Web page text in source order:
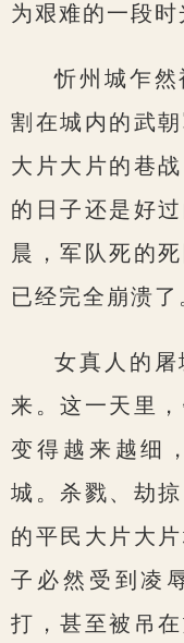
为艰难的一段时
忻州城乍
割在城内的武
大片大片的巷
的日子还是好
晨，军队死的
已经完全崩溃了
女真人的
来。这一天里
变得越来越细
城。杀戮、劫
的平民大片大
子必然受到凌
打，甚至被吊